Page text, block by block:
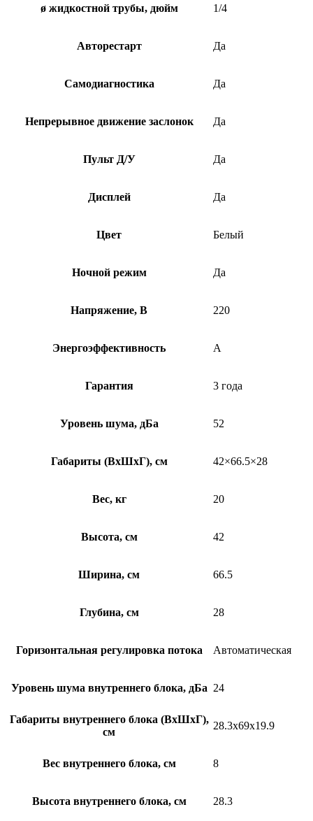
ø жидкостной трубы, дюйм 1/4
Авторестарт Да
Самодиагностика Да
Непрерывное движение заслонок Да
Пульт Д/У Да
Дисплей Да
Цвет Белый
Ночной режим Да
Напряжение, В 220
Энергоэффективность A
Гарантия 3 года
Уровень шума, дБа 52
Габариты (ВхШхГ), см 42×66.5×28
Вес, кг 20
Высота, см 42
Ширина, см 66.5
Глубина, см 28
Горизонтальная регулировка потока Автоматическая
Уровень шума внутреннего блока, дБа 24
Габариты внутреннего блока (ВхШхГ),
см
28.3x69x19.9
Вес внутреннего блока, см 8
Высота внутреннего блока, см 28.3